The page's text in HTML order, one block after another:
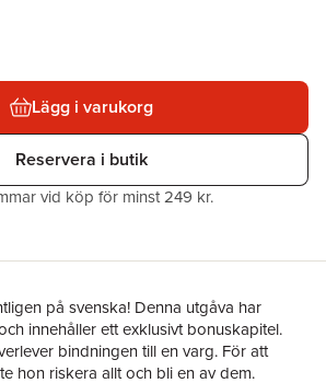
Lägg i varukorg
Reservera i butik
vid köp för minst 249 kr.
på svenska! Denna utgåva har
innehåller ett exklusivt bonuskapitel.
bindningen till en varg. För att
hon riskera allt och bli en av dem.